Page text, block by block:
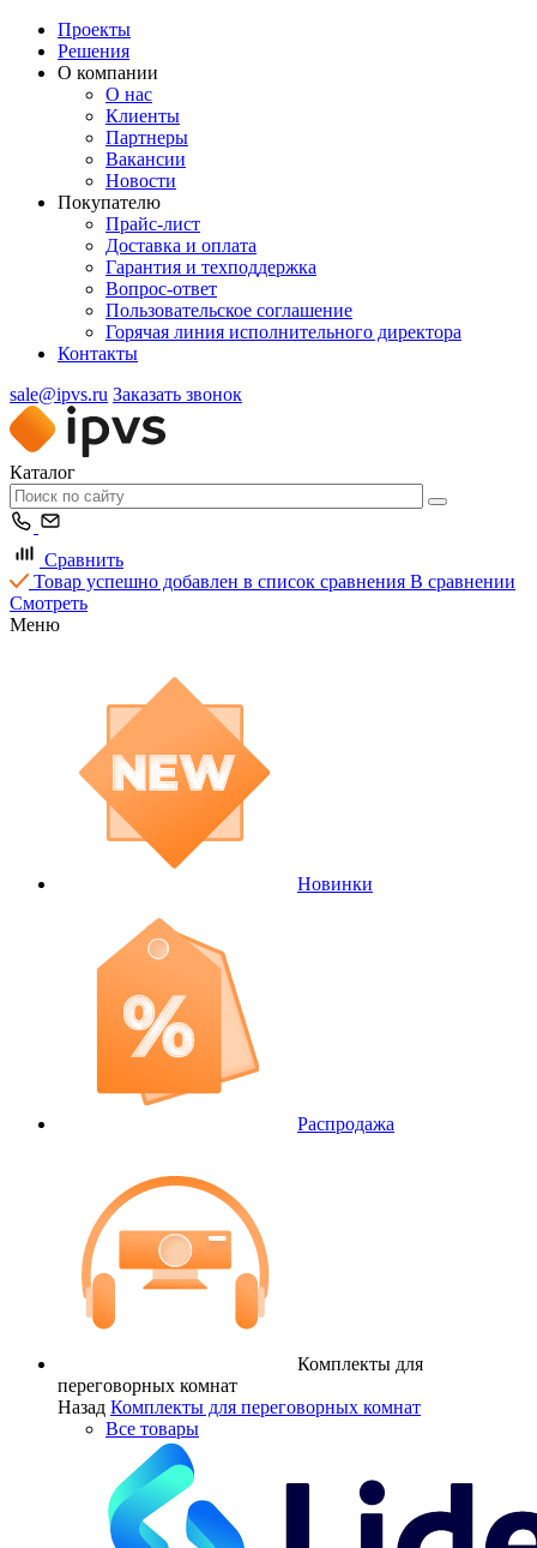
Проекты
Решения
О компании
О нас
Клиенты
Партнеры
Вакансии
Новости
Покупателю
Прайс-лист
Доставка и оплата
Гарантия и техподдержка
Вопрос-ответ
Пользовательское соглашение
Горячая линия исполнительного директора
Контакты
sale@ipvs.ru Заказать звонок
Каталог
Сравнить
Товар успешно добавлен в список сравнения В сравнении
Смотреть
Меню
Новинки
Распродажа
Комплекты для
переговорных комнат
Назад Комплекты для переговорных комнат
Все товары